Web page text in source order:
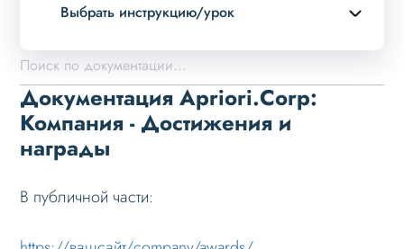
Выбрать инструкцию/урок
Описание курса
Возможности
Примеры страниц
Установка и обновление
Дизайн
Оформление контента
Документация Apriori.Corp:
Компания - Достижения и
награды
В публичной части: